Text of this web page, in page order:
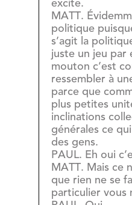
excite.
MATT.
politique
s’agit la
juste un jeu par
mouton c’est
ressembler à
parce que
plus petites
inclinations
générales ce
des gens.
PAUL. Eh oui
MATT. Mais ce
que rien ne se
particulier vous